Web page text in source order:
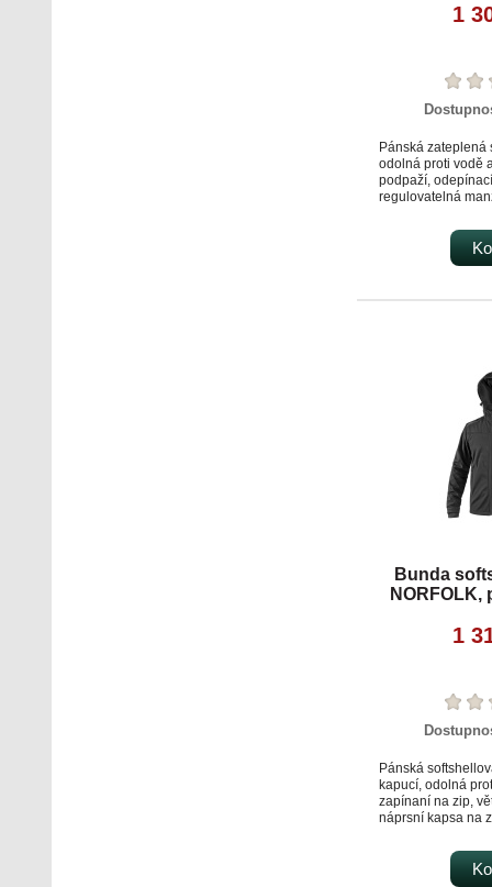
1
Pánská zateplená
odolná proti vodě
podpaží,
regulovatelná
v dolním okraji,
TPU membrána,
proti průniku
Bunda
NORFOLK,
1
Pánská
kapucí, odolná
zapínaní na zip,
náprsní kapsa na
stahování v
doplňky, TPU
materiálu proti